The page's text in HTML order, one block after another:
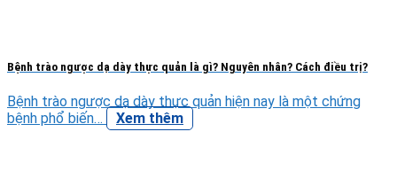
Bệnh trào ngược dạ dày thực quản là gì? Nguyên nhân? Cách điều trị?
Bệnh trào ngược dạ dày thực quản hiện nay là một chứng
bệnh phổ biến…
Xem thêm